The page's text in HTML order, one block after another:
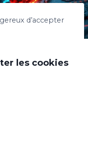
d’accepter
les cookies